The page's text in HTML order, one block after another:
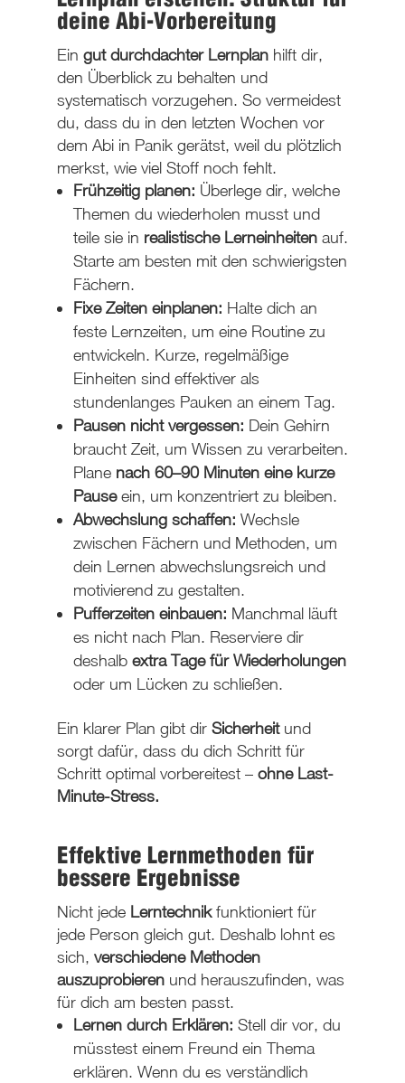
deine Abi-Vorbereitung
Ein gut durchdachter Lernplanhilft dir,
den Überblick zu behalten und
systematisch vorzugehen. So vermeidest
du, dass du in den letzten Wochen vor
dem Abi in Panik gerätst, weil du plötzlich
merkst, wie viel Stoff noch fehlt.
Frühzeitig planen: Überlege dir, welche
Themen du wiederholen musst und
teile sie in realistische Lerneinheitenauf.
Starte am besten mit den schwierigsten
Fächern.
Fixe Zeiten einplanen: Halte dich an
feste Lernzeiten, um eine Routine zu
entwickeln. Kurze, regelmäßige
Einheiten sind effektiver als
stundenlanges Pauken an einem Tag.
Pausen nicht vergessen: Dein Gehirn
braucht Zeit, um Wissen zu verarbeiten.
Plane nach 60–90 Minuten eine kurze
Pauseein, um konzentriert zu bleiben.
Abwechslung schaffen: Wechsle
zwischen Fächern und Methoden, um
dein Lernen abwechslungsreich und
motivierend zu gestalten.
Pufferzeiten einbauen: Manchmal läuft
es nicht nach Plan. Reserviere dir
deshalb extra Tage für Wiederholungen
oder um Lücken zu schließen.
Ein klarer Plan gibt dir Sicherheitund
sorgt dafür, dass du dich Schritt für
Schritt optimal vorbereitest – ohne Last-
Minute-Stress.
Effektive Lernmethoden für
bessere Ergebnisse
Nicht jede Lerntechnikfunktioniert für
jede Person gleich gut. Deshalb lohnt es
sich, verschiedene Methoden
auszuprobierenund herauszufinden, was
für dich am besten passt.
Lernen durch Erklären: Stell dir vor, du
müsstest einem Freund ein Thema
erklären. Wenn du es verständlich